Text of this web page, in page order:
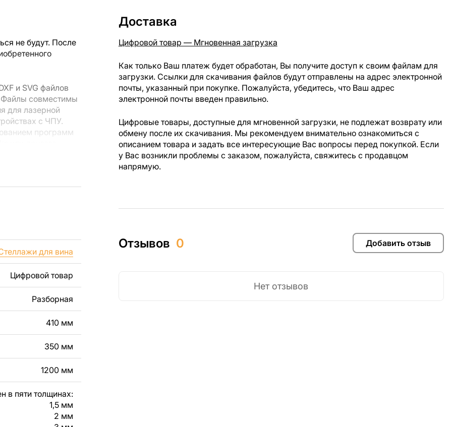
не будут. После
и SVG файлов
Файлы совместимы
для лазерной
с ЧПУ.
программ
созданы с
что
изображение,
дизайн изделия.
изделия из
с нами в
для вина
Цифровой товар
Разборная
410 мм
350 мм
1200 мм
в пяти толщинах:
1,5 мм
2 мм
Доставка
Цифровой товар — Мгновенная загрузка
Как только Ваш платеж будет обработан, Вы получите доступ к своим файлам для
загрузки. Ссылки для скачивания файлов будут отправлены на адрес электронной
почты, указанный при покупке. Пожалуйста, убедитесь, что Ваш адрес
электронной почты введен правильно.
Цифровые товары, доступные для мгновенной загрузки, не подлежат возврату или
обмену после их скачивания. Мы рекомендуем внимательно ознакомиться с
описанием товара и задать все интересующие Вас вопросы перед покупкой. Если
у Вас возникли проблемы с заказом, пожалуйста, свяжитесь с продавцом
напрямую.
Отзывов 0 Добавить отзыв
Нет отзывов